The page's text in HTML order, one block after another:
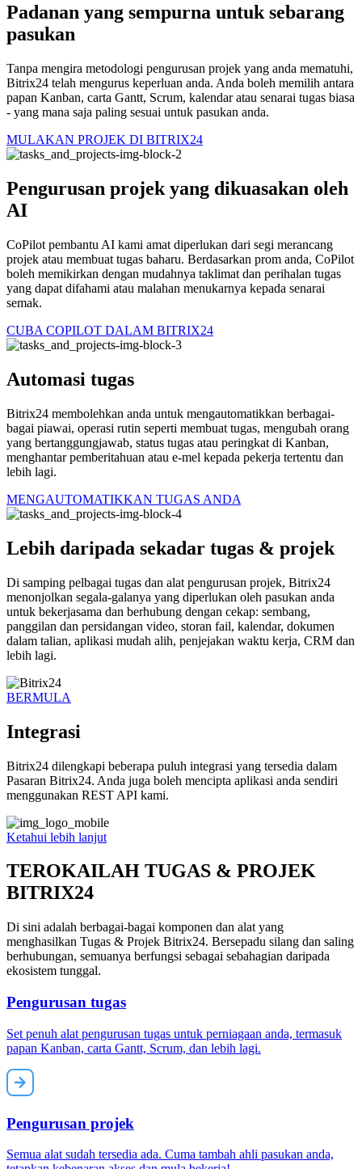
Padanan yang sempurna untuk sebarang
pasukan
Tanpa mengira metodologi pengurusan projek yang anda mematuhi,
Bitrix24 telah mengurus keperluan anda. Anda boleh memilih antara
papan Kanban, carta Gantt, Scrum, kalendar atau senarai tugas biasa
- yang mana saja paling sesuai untuk pasukan anda.
MULAKAN PROJEK DI BITRIX24
Pengurusan projek yang dikuasakan oleh
AI
CoPilot pembantu AI kami amat diperlukan dari segi merancang
projek atau membuat tugas baharu. Berdasarkan prom anda, CoPilot
boleh memikirkan dengan mudahnya taklimat dan perihalan tugas
yang dapat difahami atau malahan menukarnya kepada senarai
semak.
CUBA COPILOT DALAM BITRIX24
Automasi tugas
Bitrix24 membolehkan anda untuk mengautomatikkan berbagai-
bagai piawai, operasi rutin seperti membuat tugas, mengubah orang
yang bertanggungjawab, status tugas atau peringkat di Kanban,
menghantar pemberitahuan atau e-mel kepada pekerja tertentu dan
lebih lagi.
MENGAUTOMATIKKAN TUGAS ANDA
Lebih daripada sekadar tugas & projek
Di samping pelbagai tugas dan alat pengurusan projek, Bitrix24
menonjolkan segala-galanya yang diperlukan oleh pasukan anda
untuk bekerjasama dan berhubung dengan cekap: sembang,
panggilan dan persidangan video, storan fail, kalendar, dokumen
dalam talian, aplikasi mudah alih, penjejakan waktu kerja, CRM dan
lebih lagi.
BERMULA
Integrasi
Bitrix24 dilengkapi beberapa puluh integrasi yang tersedia dalam
Pasaran Bitrix24. Anda juga boleh mencipta aplikasi anda sendiri
menggunakan REST API kami.
Ketahui lebih lanjut
TEROKAILAH TUGAS & PROJEK
BITRIX24
Di sini adalah berbagai-bagai komponen dan alat yang
menghasilkan Tugas & Projek Bitrix24. Bersepadu silang dan saling
berhubungan, semuanya berfungsi sebagai sebahagian daripada
ekosistem tunggal.
Pengurusan tugas
Set penuh alat pengurusan tugas untuk perniagaan anda, termasuk
papan Kanban, carta Gantt, Scrum, dan lebih lagi.
Pengurusan projek
Semua alat sudah tersedia ada. Cuma tambah ahli pasukan anda,